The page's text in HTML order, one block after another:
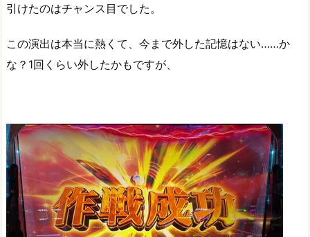
引けたのはチャンス目でした。
この演出は本当に熱くて、今まで外した記憶はない……か
な？1回くらい外したかもですが、